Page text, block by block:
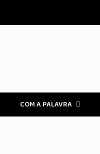
COM A PALAVRA